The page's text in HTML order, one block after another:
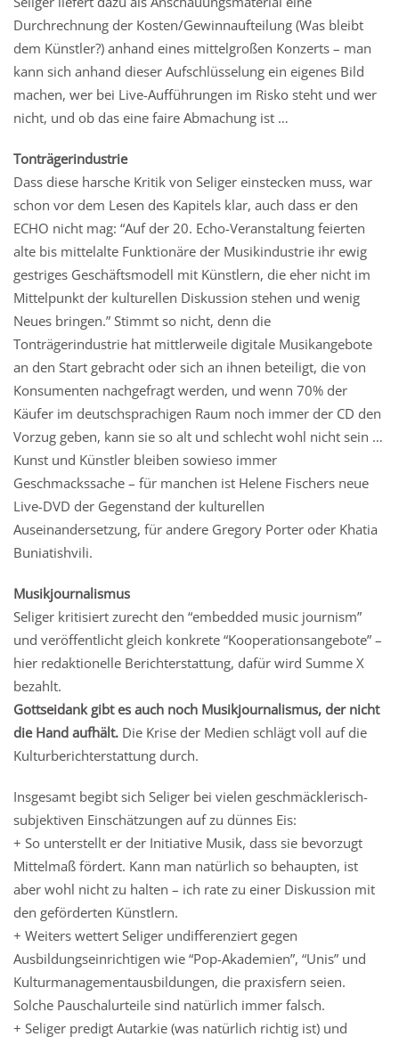
Durchrechnung der Kosten/Gewinnaufteilung (Was bleibt
dem Künstler?) anhand eines mittelgroßen Konzerts – man
kann sich anhand dieser Aufschlüsselung ein eigenes Bild
machen, wer bei Live-Aufführungen im Risko steht und wer
nicht, und ob das eine faire Abmachung ist …
Tonträgerindustrie
Dass diese harsche Kritik von Seliger einstecken muss, war
schon vor dem Lesen des Kapitels klar, auch dass er den
ECHO nicht mag: “Auf der 20. Echo-Veranstaltung feierten
alte bis mittelalte Funktionäre der Musikindustrie ihr ewig
gestriges Geschäftsmodell mit Künstlern, die eher nicht im
Mittelpunkt der kulturellen Diskussion stehen und wenig
Neues bringen.” Stimmt so nicht, denn die
Tonträgerindustrie hat mittlerweile digitale Musikangebote
an den Start gebracht oder sich an ihnen beteiligt, die von
Konsumenten nachgefragt werden, und wenn 70% der
Käufer im deutschsprachigen Raum noch immer der CD den
Vorzug geben, kann sie so alt und schlecht wohl nicht sein …
Kunst und Künstler bleiben sowieso immer
Geschmackssache – für manchen ist Helene Fischers neue
Live-DVD der Gegenstand der kulturellen
Auseinandersetzung, für andere Gregory Porter oder Khatia
Buniatishvili.
Musikjournalismus
Seliger kritisiert zurecht den “embedded music journism”
und veröffentlicht gleich konkrete “Kooperationsangebote” –
hier redaktionelle Berichterstattung, dafür wird Summe X
bezahlt.
Gottseidank gibt es auch noch Musikjournalismus, der nicht
die Hand aufhält. Die Krise der Medien schlägt voll auf die
Kulturberichterstattung durch.
Insgesamt begibt sich Seliger bei vielen geschmäcklerisch-
subjektiven Einschätzungen auf zu dünnes Eis:
+ So unterstellt er der Initiative Musik, dass sie bevorzugt
Mittelmaß fördert. Kann man natürlich so behaupten, ist
aber wohl nicht zu halten – ich rate zu einer Diskussion mit
den geförderten Künstlern.
+ Weiters wettert Seliger undifferenziert gegen
Ausbildungseinrichtigen wie “Pop-Akademien”, “Unis” und
Kulturmanagementausbildungen, die praxisfern seien.
Solche Pauschalurteile sind natürlich immer falsch.
+ Seliger predigt Autarkie (was natürlich richtig ist) und